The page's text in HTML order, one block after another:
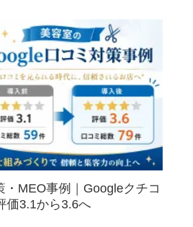
・MEO事例｜Googleクチコ
価3.1から3.6へ